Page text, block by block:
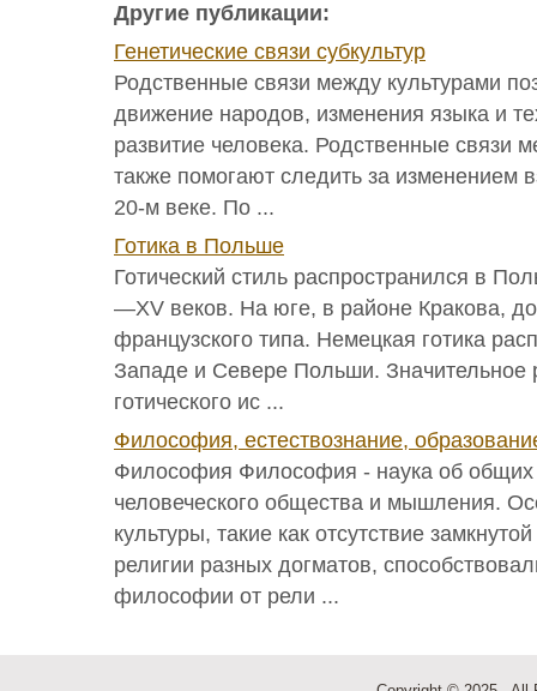
Другие публикации:
Генетические связи субкультур
Родственные связи между культурами
движение народов, изменения языка и
развитие человека. Родственные связи
также помогают следить за изменением
20-м веке. По ...
Готика в Польше
Готический стиль распространился в
—XV веков. На юге, в районе Кракова,
французского типа. Немецкая готика
Западе и Севере Польши. Значительное
готического ис ...
Философия, естествознание,
Философия Философия - наука об общих
человеческого общества и мышления.
культуры, такие как отсутствие
религии разных догматов,
философии от рели ...